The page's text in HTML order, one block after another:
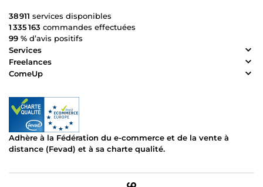
38 911 services disponibles
1 335 163 commandes effectuées
99 % d’avis positifs
Services
Freelances
ComeUp
Adhère à la Fédération du e-commerce et de la vente à
distance (Fevad) et à sa charte qualité.